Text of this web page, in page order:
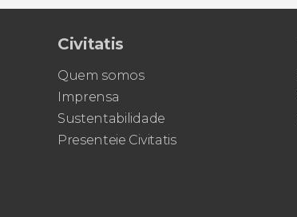
Civitatis
Quem somos
Imprensa
Sustentabilidade
Presenteie Civitatis